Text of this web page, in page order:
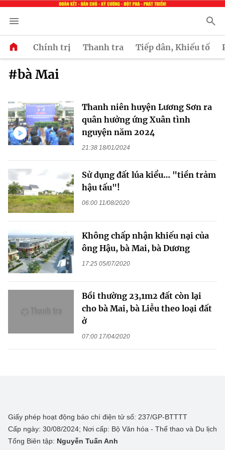
Chính trị Thanh tra Tiếp dân, Khiếu tố
#bà Mai
Thanh niên huyện Lương Sơn ra
quân hưởng ứng Xuân tình
nguyện năm 2024
21:38 18/01/2024
Sử dụng đất lúa kiểu… "tiền trảm
hậu tấu"!
06:00 11/08/2020
Không chấp nhận khiếu nại của
ông Hậu, bà Mai, bà Dương
17:25 05/07/2020
Bồi thường 23,1m2 đất còn lại
cho bà Mai, bà Liễu theo loại đất
ở
07:00 17/04/2020
Giấy phép hoạt động báo chí điện tử số: 237/GP-BTTTT
Cấp ngày: 30/08/2024; Nơi cấp: Bộ Văn hóa - Thể thao và Du lịch
Tổng Biên tập: Nguyễn Tuấn Anh